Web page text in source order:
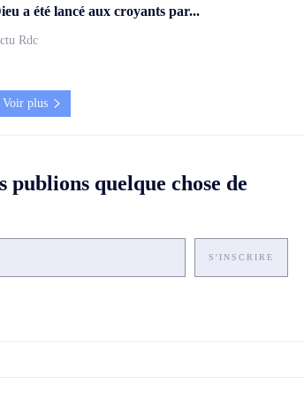
a été lancé aux croyants par...
Rdc
Voir plus
publions quelque chose de
S'INSCRIRE